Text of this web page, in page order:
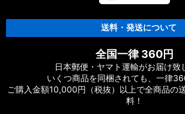
送料・発送について
全国一律 360円
日本郵便・ヤマト運輸がお届け致
いくつ商品を同梱されても、一律
ご購入金額10,000円（税抜）以上で全商品の
料！